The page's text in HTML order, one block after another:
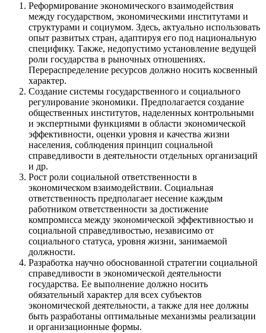
Реформирование экономического взаимодействия
между государством, экономическими институтами и
структурами и социумом. Здесь, актуально использовать
опыт развитых стран, адаптируя его под национальную
специфику. Также, недопустимо установление ведущей
роли государства в рыночных отношениях.
Перераспределение ресурсов должно носить косвенный
характер.
Создание системы государственного и социального
регулирование экономики. Предполагается создание
общественных институтов, наделенных контрольными
и экспертными функциями в области экономической
эффективности, оценки уровня и качества жизни
населения, соблюдения принцип социальной
справедливости в деятельности отдельных организаций
и др.
Рост роли социальной ответственности в
экономическом взаимодействии. Социальная
ответственность предполагает несение каждым
работником ответственности за достижение
компромисса между экономической эффективностью и
социальной справедливостью, независимо от
социального статуса, уровня жизни, занимаемой
должности.
Разработка научно обоснованной стратегии социальной
справедливости в экономической деятельности
государства. Ее выполнение должно носить
обязательный характер для всех субъектов
экономической деятельности, а также для нее должны
быть разработаны оптимальные механизмы реализации
и организационные формы.